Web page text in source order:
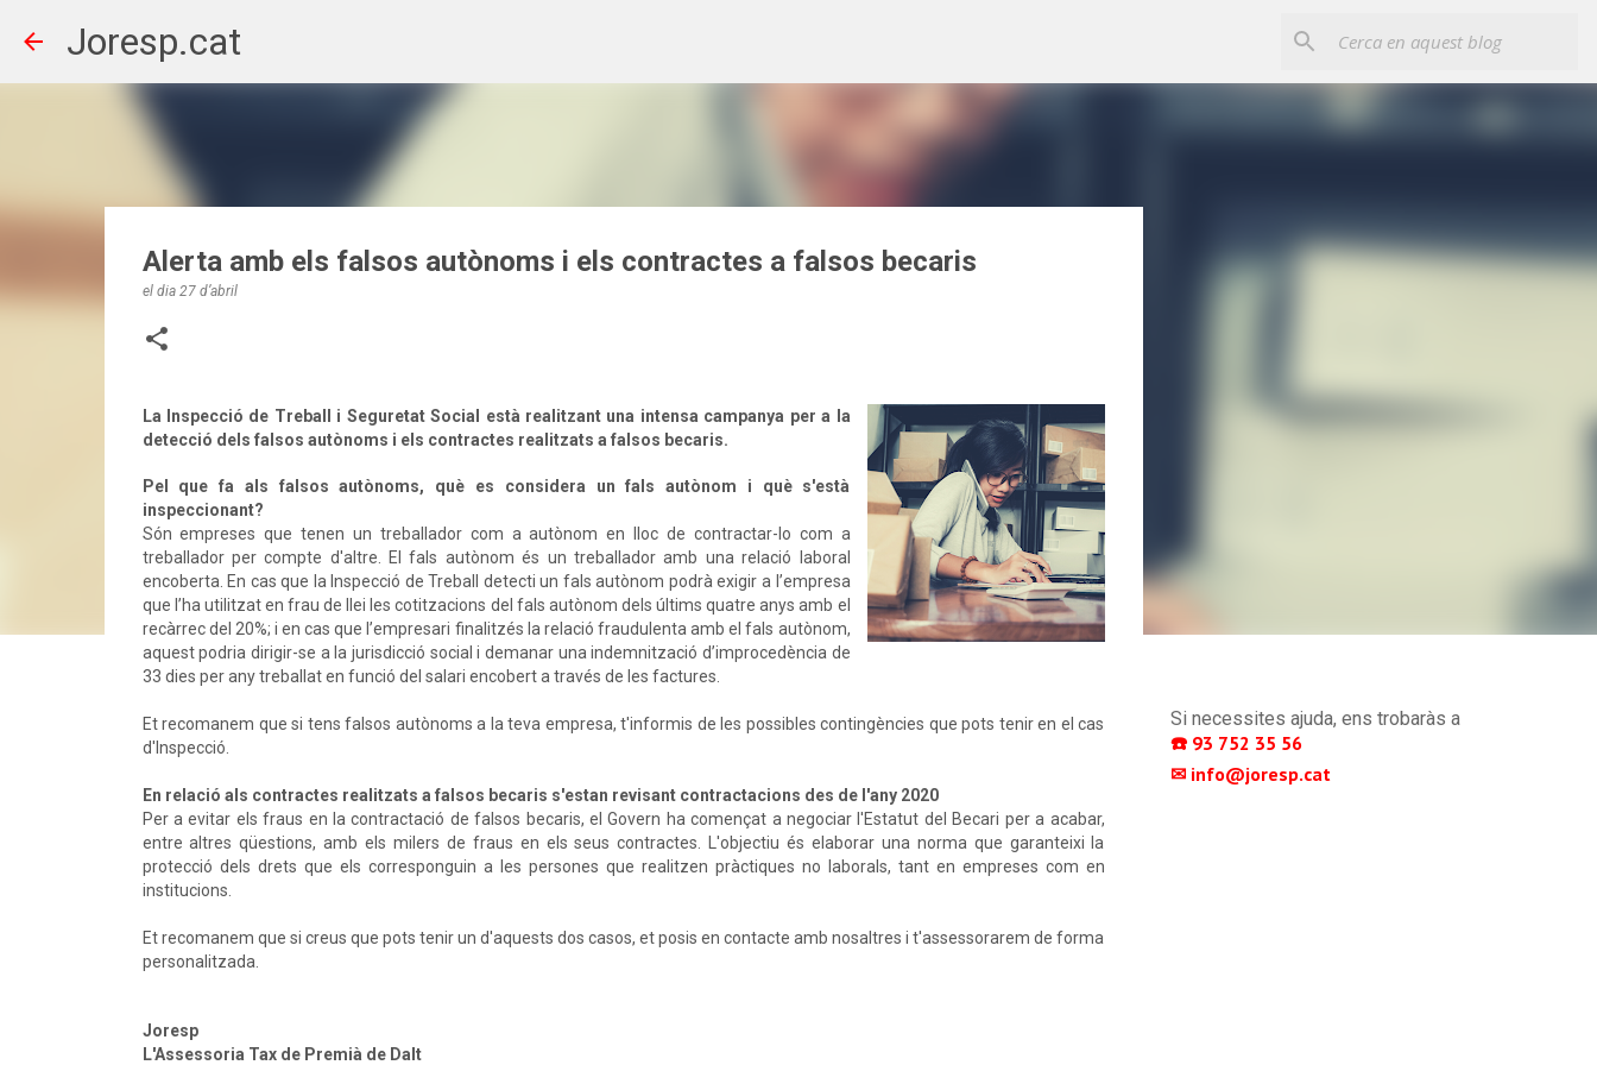
Joresp.cat
Alerta amb els falsos autònoms i els contractes a falsos becaris
el dia 27 d’abril
La Inspecció de Treball i Seguretat Social està realitzant una intensa campanya per a la
detecció dels falsos autònoms i els contractes realitzats a falsos becaris.
Pel que fa als falsos autònoms, què es considera un fals autònom i què s'està
inspeccionant?
Són empreses que tenen un treballador com a autònom en lloc de contractar-lo com a
treballador per compte d'altre. El fals autònom és un treballador amb una relació laboral
encoberta. En cas que la Inspecció de Treball detecti un fals autònom podrà exigir a l’empresa
que l’ha utilitzat en frau de llei les cotitzacions del fals autònom dels últims quatre anys amb el
recàrrec del 20%; i en cas que l’empresari finalitzés la relació fraudulenta amb el fals autònom,
aquest podria dirigir-se a la jurisdicció social i demanar una indemnització d’improcedència de
33 dies per any treballat en funció del salari encobert a través de les factures.
Et recomanem que si tens falsos autònoms a la teva empresa, t'informis de les possibles contingències que pots tenir en el cas
d'Inspecció.
En relació als contractes realitzats a falsos becaris s'estan revisant contractacions des de l'any 2020
Per a evitar els fraus en la contractació de falsos becaris, el Govern ha començat a negociar l'Estatut del Becari per a acabar,
entre altres qüestions, amb els milers de fraus en els seus contractes. L'objectiu és elaborar una norma que garanteixi la
protecció dels drets que els corresponguin a les persones que realitzen pràctiques no laborals, tant en empreses com en
institucions.
Et recomanem que si creus que pots tenir un d'aquests dos casos, et posis en contacte amb nosaltres i t'assessorarem de forma
personalitzada.
Joresp
L'Assessoria Tax de Premià de Dalt
Si necessites ajuda, ens trobaràs a
☎️ 93 752 35 56
✉ info@joresp.cat